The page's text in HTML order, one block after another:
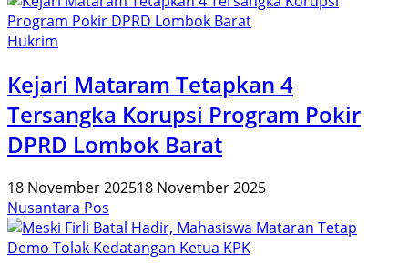
Hukrim
Kejari Mataram Tetapkan 4
Tersangka Korupsi Program Pokir
DPRD Lombok Barat
18 November 202518 November 2025
Nusantara Pos